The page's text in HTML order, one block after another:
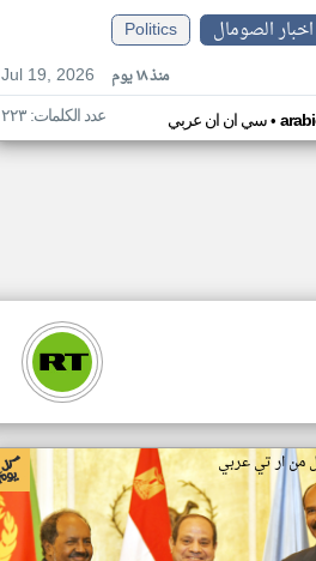
اخبار الصومال
Politics
Jul 19, 2026
منذ ١٨ يوم
سي ان ان عربي• عدد الكلمات: ٢٢٣
من ار تي عربي